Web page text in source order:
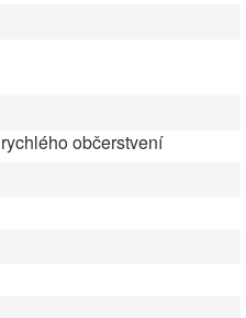
občerstvení